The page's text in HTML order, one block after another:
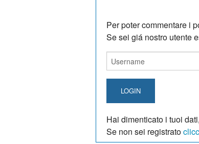
Per poter commentare i
Se sei giá nostro utente
LOGIN
Hai dimenticato i tuoi dati,
Se non sei registrato